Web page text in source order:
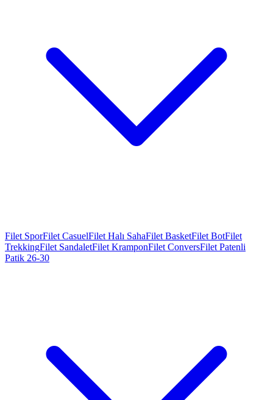
Filet SporFilet CasuelFilet Halı SahaFilet BasketFilet BotFilet
TrekkingFilet SandaletFilet KramponFilet ConversFilet Patenli
Patik 26-30